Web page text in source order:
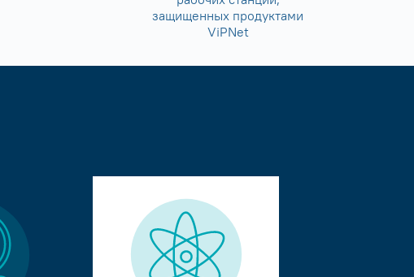
защищенных продуктами
ViPNet